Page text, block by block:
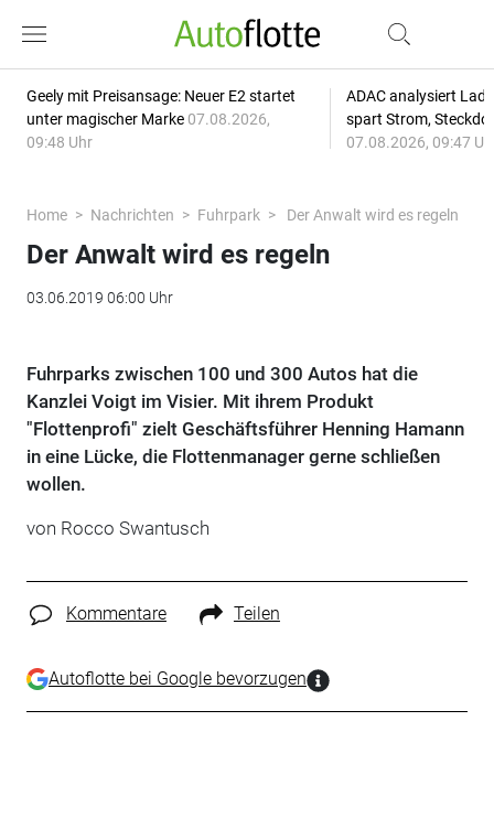
Geely mit Preisansage: Neuer E2 startet
unter magischer Marke 07.08.2026,
09:48 Uhr
ADAC analysiert
spart Strom,
07.08.2026, 09:47
Home Nachrichten Fuhrpark Der Anwalt wird es regeln
Der Anwalt wird es regeln
03.06.2019 06:00 Uhr
Fuhrparks zwischen 100 und 300 Autos hat die
Kanzlei Voigt im Visier. Mit ihrem Produkt
"Flottenprofi" zielt Geschäftsführer Henning Hamann
in eine Lücke, die Flottenmanager gerne schließen
wollen.
von Rocco Swantusch
Kommentare Teilen
Autoflotte bei Google bevorzugen